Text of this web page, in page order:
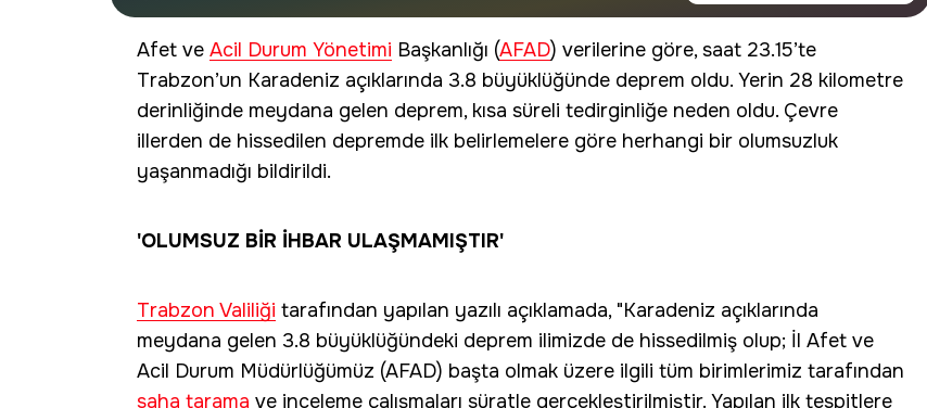
Afet ve Acil Durum Yönetimi Başkanlığı (AFAD) verilerine göre, saat 23.15’te
Trabzon’un Karadeniz açıklarında 3.8 büyüklüğünde deprem oldu. Yerin 28 kilometre
derinliğinde meydana gelen deprem, kısa süreli tedirginliğe neden oldu. Çevre
illerden de hissedilen depremde ilk belirlemelere göre herhangi bir olumsuzluk
yaşanmadığı bildirildi.
'OLUMSUZ BİR İHBAR ULAŞMAMIŞTIR'
Trabzon Valiliği tarafından yapılan yazılı açıklamada, "Karadeniz açıklarında
meydana gelen 3.8 büyüklüğündeki deprem ilimizde de hissedilmiş olup; İl Afet ve
Acil Durum Müdürlüğümüz (AFAD) başta olmak üzere ilgili tüm birimlerimiz tarafından
saha tarama ve inceleme çalışmaları süratle gerçekleştirilmiştir. Yapılan ilk tespitlere